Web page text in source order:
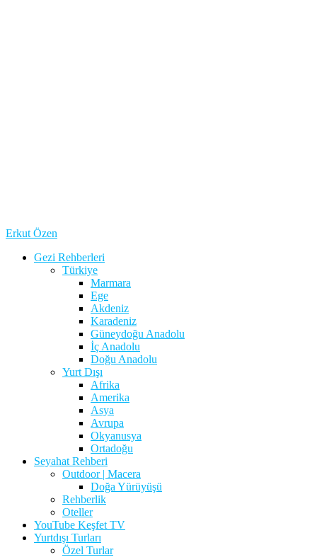
Erkut Özen
Gezi Rehberleri
Türkiye
Marmara
Ege
Akdeniz
Karadeniz
Güneydoğu Anadolu
İç Anadolu
Doğu Anadolu
Yurt Dışı
Afrika
Amerika
Asya
Avrupa
Okyanusya
Ortadoğu
Seyahat Rehberi
Outdoor | Macera
Doğa Yürüyüşü
Rehberlik
Oteller
YouTube Keşfet TV
Yurtdışı Turları
Özel Turlar